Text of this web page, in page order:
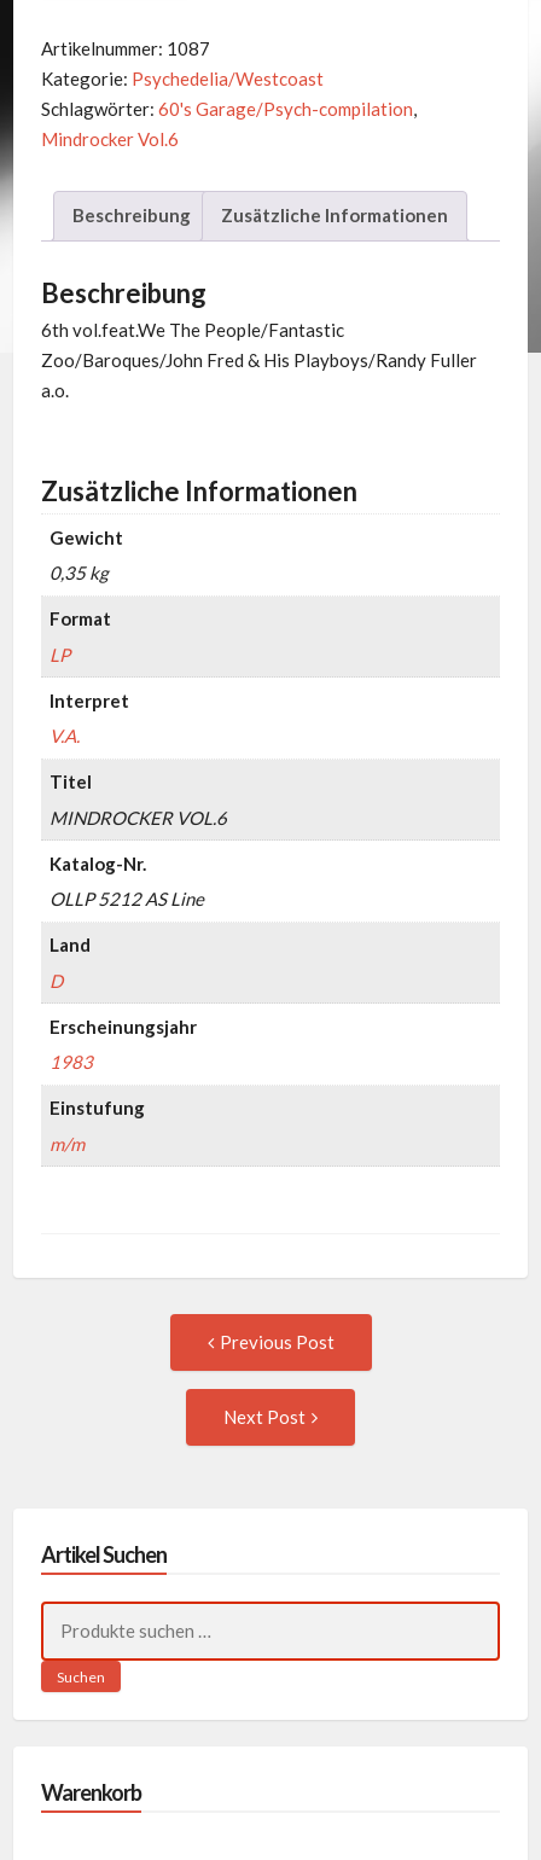
MINDROCKER
VOL.6
Menge
Artikelnummer: 1087
Kategorie: Psychedelia/Westcoast
Schlagwörter: 60's Garage/Psych-compilation,
Mindrocker Vol.6
Beschreibung Zusätzliche Informationen
Beschreibung
6th vol.feat.We The People/Fantastic
Zoo/Baroques/John Fred & His Playboys/Randy Fuller
a.o.
Zusätzliche Informationen
Gewicht
0,35 kg
Format
LP
Interpret
V.A.
Titel
MINDROCKER VOL.6
Katalog-Nr.
OLLP 5212 AS Line
Land
D
Erscheinungsjahr
1983
Einstufung
m/m
navigation
Previous Post
Next Post
Artikel Suchen
nach:
Suchen
Warenkorb